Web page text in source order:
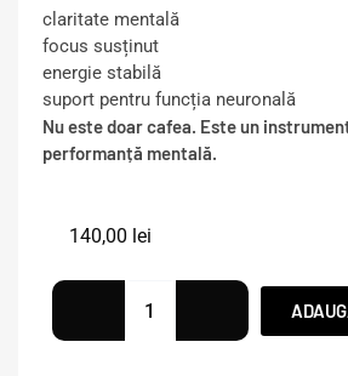
claritate mentală
focus susținut
energie stabilă
suport pentru funcția neuronală
Nu este doar cafea. Este un
performanță mentală.
140,00 lei